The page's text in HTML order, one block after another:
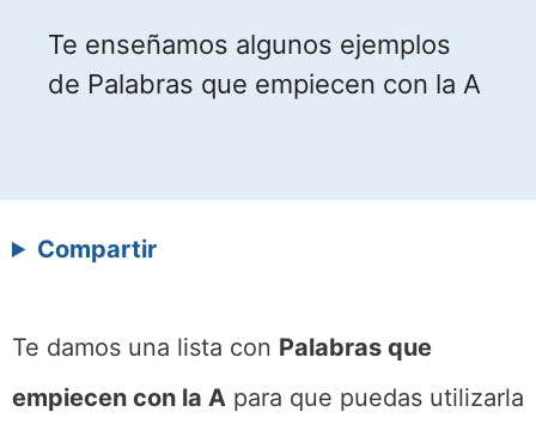
Te enseñamos algunos ejemplos
de Palabras que empiecen con la A
Compartir
Te damos una lista con Palabras que
empiecen con la A para que puedas utilizarla